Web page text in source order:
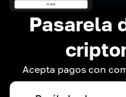
Pasarela
Acepta pagos con